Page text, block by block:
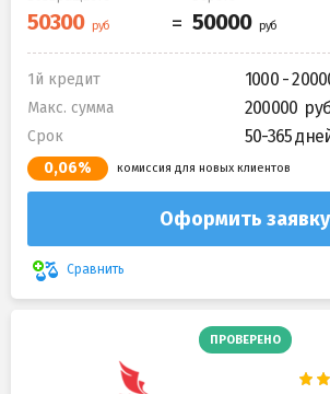
1й кредит 1000 -
Макс. сумма 200000
Срок 50-365
0,06% комиссия для новых клиентов
Оформить заявку
Сравнить
ПРОВЕРЕНО